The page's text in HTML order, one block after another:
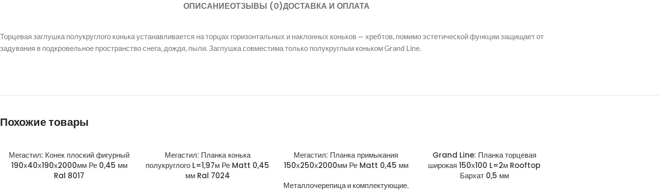
ОПИСАНИЕОТЗЫВЫ (0)ДОСТАВКА И ОПЛАТА
Торцевая заглушка полукруглого конька устанавливается на торцах горизонтальных и наклонных коньков — хребтов, помимо эстетической функции защищает от
задувания в подкровельное пространство снега, дождя, пыли. Заглушка совместима только полукруглым коньком Grand Line.
Похожие товары
Мегастил: Конек плоский фигурный
190х40х190х2000мм Ре 0,45 мм
Ral 8017
Мегастил: Планка конька
полукруглого L=1,97м Ре Matt 0,45
мм Ral 7024
Мегастил: Планка примыкания
150х250х2000мм Ре Matt 0,45 мм
Металлочерепица и комплектующие,
Grand Line: Планка торцевая
широкая 150х100 L=2м Rooftop
Бархат 0,5 мм